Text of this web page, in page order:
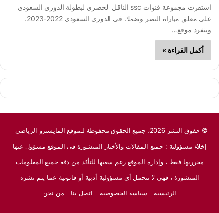
استقرت مجموعة قنوات ssc الناقل الحصري لبطولة الدوري السعودي
على معلق مباراة النصر وضمك في الدوري السعودي 2022-2023.
وينفرد موقع…
أكمل القراءة »
© حقوق النشر 2026، جميع الحقوق محفوظة لـموقع المايسترو الرياضي
إخلاء مسؤولية : جميع المقالات والأخبار المنشورة فى الموقع مسؤول عنها
محرريها فقط ، وإدارة الموقع رغم سعيها للتأكد من دقة جميع المعلومات
المنشورة ، فهي لا تتحمل أى مسؤولية أدبية أو قانونية عما يتم نشره
الرئيسية
سياسة الخصوصية اتصل بنا من نحن